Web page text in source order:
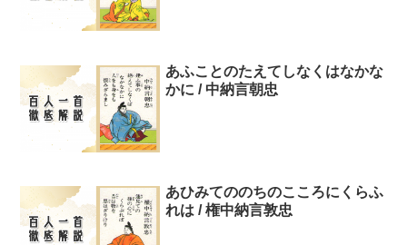
あふことのたえてしなくはなかな
かに / 中納言朝忠
あひみてののちのこころにくらふ
れは / 権中納言敦忠